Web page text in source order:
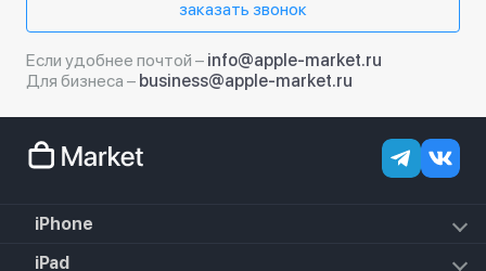
заказать звонок
Если удобнее почтой – info@apple-market.ru
Для бизнеса – business@apple-market.ru
iPhone
iPhone 17e
iPad